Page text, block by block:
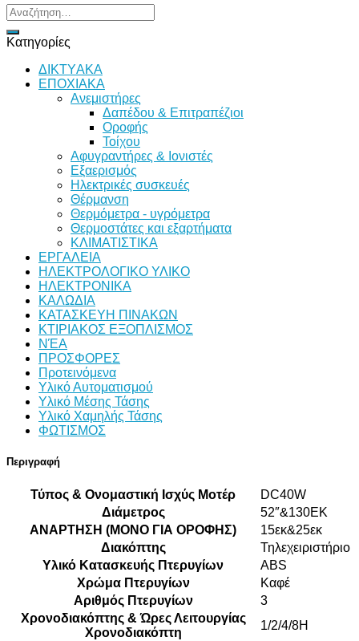
ΚΟΝΤΡΟΛ
Φ132
DC
ΜΟΤΕΡ
35W
ποσότητα
Αναζήτηση
για:
Κατηγορίες
ΔΙKTΥAKA
ΕΠΟΧΙΑΚΑ
Ανεμιστήρες
Δαπέδου & Επιτραπέζιοι
Οροφής
Τοίχου
Αφυγραντήρες & Ιονιστές
Εξαερισμός
Ηλεκτρικές συσκευές
Θέρμανση
Θερμόμετρα - υγρόμετρα
Θερμοστάτες και εξαρτήματα
ΚΛΙΜΑΤΙΣΤΙΚΑ
ΕΡΓΑΛΕΙΑ
ΗΛΕΚΤΡΟΛΟΓΙΚΟ ΥΛΙΚΟ
ΗΛΕΚΤΡΟΝΙΚΑ
ΚΑΛΩΔΙΑ
ΚΑΤΑΣΚΕΥΗ ΠΙΝΑΚΩΝ
ΚΤΙΡΙΑΚΟΣ ΕΞΟΠΛΙΣΜΟΣ
ΝΈΑ
ΠΡΟΣΦΟΡΕΣ
Προτεινόμενα
Υλικό Αυτοματισμού
Υλικό Μέσης Τάσης
Υλικό Χαμηλής Τάσης
ΦΩΤΙΣΜΟΣ
Περιγραφή
Τύπος & Ονομαστική Ισχύς Μοτέρ
DC40W
Διάμετρος
52″&130ΕΚ
ΑΝΑΡΤΗΣΗ (ΜΟΝΟ ΓΙΑ ΟΡΟΦΗΣ)
15εκ&25εκ
Διακόπτης
Τηλεχειριστήριο
Υλικό Κατασκευής Πτερυγίων
ABS
Χρώμα Πτερυγίων
Καφέ
Αριθμός Πτερυγίων
3
Χρονοδιακόπτης & Ώρες Λειτουργίας
Χρονοδιακόπτη
1/2/4/8H